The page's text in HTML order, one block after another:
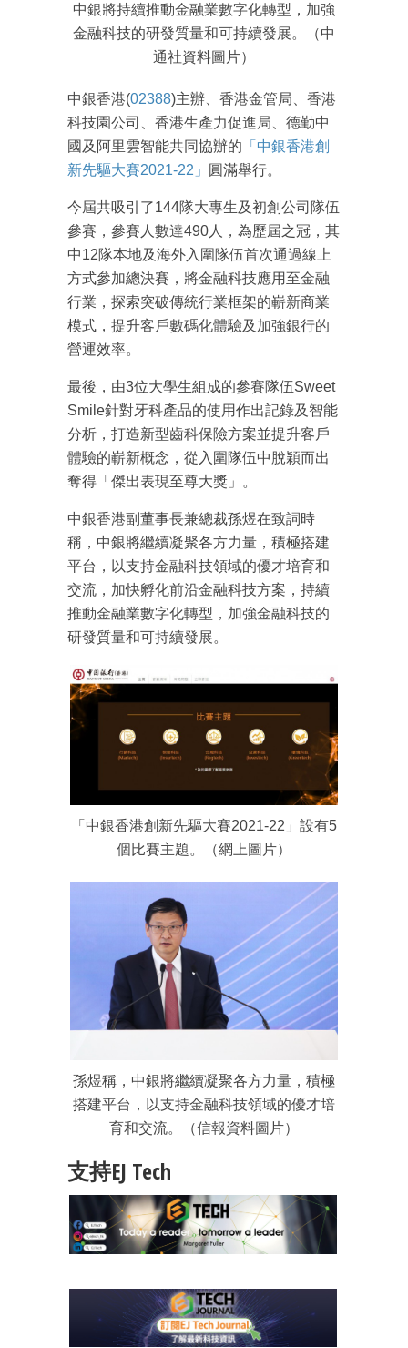
中銀將持續推動金融業數字化轉型，加強
金融科技的研發質量和可持續發展。（中
通社資料圖片）
中銀香港(02388)主辦、香港金管局、香港
科技園公司、香港生產力促進局、德勤中
國及阿里雲智能共同協辦的 「中銀香港創
新先驅大賽2021-22」
圓滿舉行。
今屆共吸引了144隊大專生及初創公司隊伍
參賽，參賽人數達490人，為歷屆之冠，其
中12隊本地及海外入圍隊伍首次通過線上
方式參加總決賽，將金融科技應用至金融
行業，探索突破傳統行業框架的嶄新商業
模式，提升客戶數碼化體驗及加強銀行的
營運效率。
最後，由3位大學生組成的參賽隊伍Sweet
Smile針對牙科產品的使用作出記錄及智能
分析，打造新型齒科保險方案並提升客戶
體驗的嶄新概念，從入圍隊伍中脫穎而出
奪得「傑出表現至尊大獎」。
中銀香港副董事長兼總裁孫煜在致詞時
稱，中銀將繼續凝聚各方力量，積極搭建
平台，以支持金融科技領域的優才培育和
交流，加快孵化前沿金融科技方案，持續
推動金融業數字化轉型，加強金融科技的
研發質量和可持續發展。
「中銀香港創新先驅大賽2021-22」設有5
個比賽主題。（網上圖片）
孫煜稱，中銀將繼續凝聚各方力量，積極
搭建平台，以支持金融科技領域的優才培
育和交流。（信報資料圖片）
支持EJ Tech
成為 EJ Tech 會員
最新資訊（附創業懶人包）
箱！